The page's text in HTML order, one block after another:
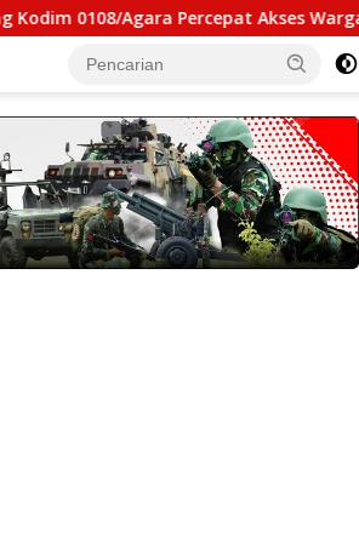
Percepat Akses Warga Ds. Kuning